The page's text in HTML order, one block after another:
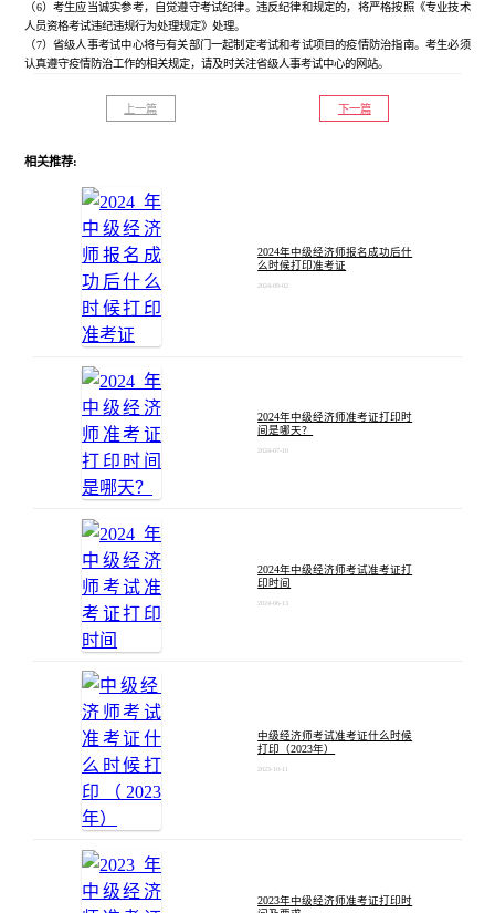
（6）考生应当诚实参考，自觉遵守考试纪律。违反纪律和规定的，将严格按照《专业技术
人员资格考试违纪违规行为处理规定》处理。
（7）省级人事考试中心将与有关部门一起制定考试和考试项目的疫情防治指南。考生必须
认真遵守疫情防治工作的相关规定，请及时关注省级人事考试中心的网站。
上一篇 下一篇
相关推荐:
2024年中级经济师报名成功后什
么时候打印准考证
2024-09-02
2024年中级经济师准考证打印时
间是哪天？
2024-07-10
2024年中级经济师考试准考证打
印时间
2024-06-13
中级经济师考试准考证什么时候
打印（2023年）
2023-10-11
2023年中级经济师准考证打印时